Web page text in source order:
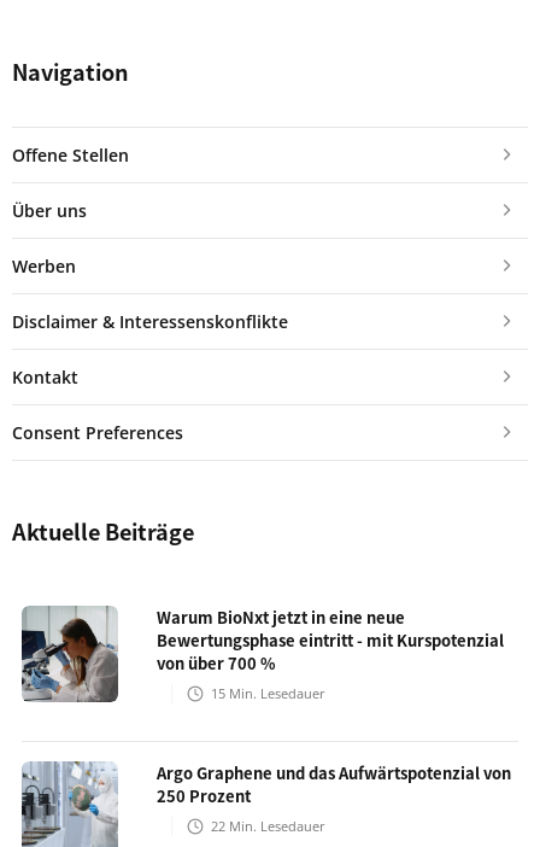
Navigation
Offene Stellen
Über uns
Werben
Disclaimer & Interessenskonflikte
Kontakt
Consent Preferences
Aktuelle Beiträge
Warum BioNxt jetzt in eine neue
Bewertungsphase eintritt - mit Kurspotenzial
von über 700 %
15 Min. Lesedauer
Argo Graphene und das Aufwärtspotenzial von
250 Prozent
22 Min. Lesedauer